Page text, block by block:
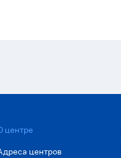
центре
центров